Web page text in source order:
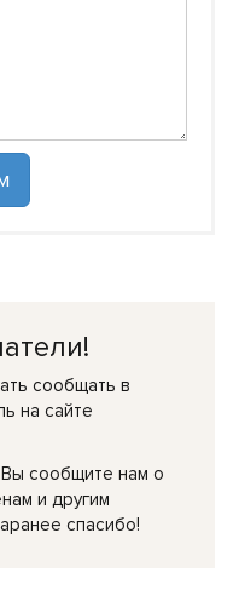
сообщать в
на сайте
сообщите нам о
и другим
спасибо!